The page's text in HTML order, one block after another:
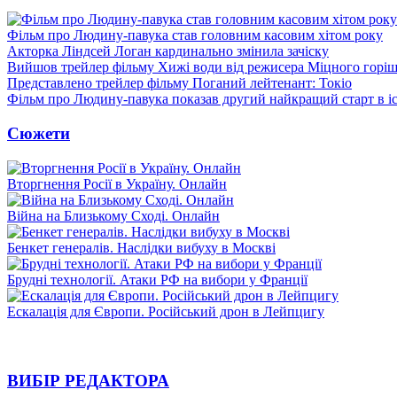
Фільм про Людину-павука став головним касовим хітом року
Акторка Ліндсей Логан кардинально змінила зачіску
Вийшов трейлер фільму Хижі води від режисера Міцного
Представлено трейлер фільму Поганий лейтенант: Токіо
Фільм про Людину-павука показав другий найкращий старт в
Сюжети
Вторгнення Росії в Україну. Онлайн
Війна на Близькому Сході. Онлайн
Бенкет генералів. Наслідки вибуху в Москві
Брудні технології. Атаки РФ на вибори у Франції
Ескалація для Європи. Російський дрон в Лейпцигу
ВИБІР РЕДАКТОРА